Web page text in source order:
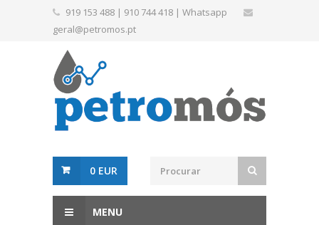
919 153 488 | 910 744 418 | Whatsapp
geral@petromos.pt
0 EUR
MENU